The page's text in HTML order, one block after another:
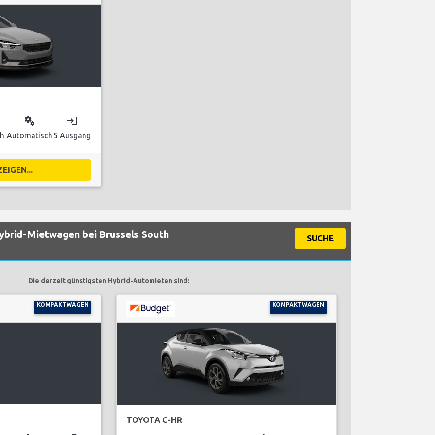
miscellaneous_services
Automatisch
login
5 Ausgang
Mietwagen bei Brussels South
SUCHE
Die derzeit günstigsten Hybrid-Automieten sind:
KOMPAKTWAGEN KOMPAKTWAGEN
TOYOTA C-HR